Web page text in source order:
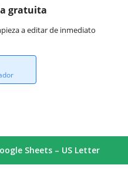
gratuita
a editar de inmediato
Sheets – US Letter